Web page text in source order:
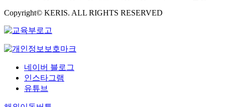
Copyright© KERIS. ALL RIGHTS RESERVED
네이버 블로그
인스타그램
유튜브